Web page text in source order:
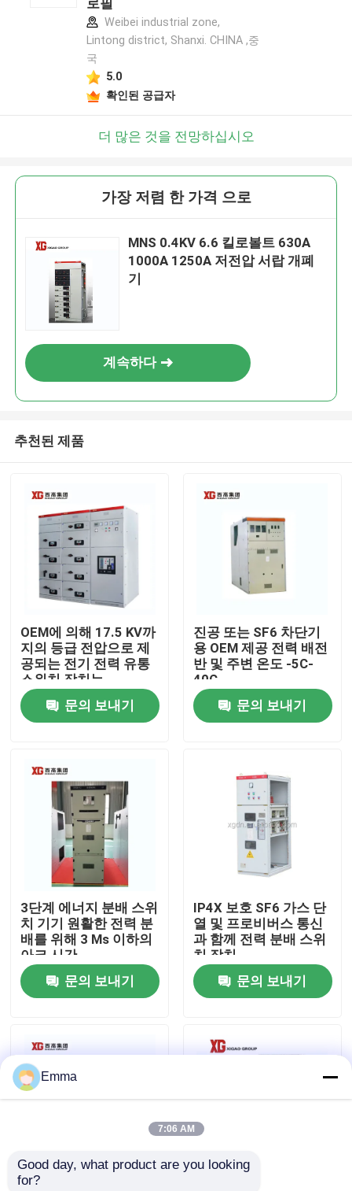
제품
우리에 대하여
공장 여행
품질 관리
연락주세요
공기 짐 틈 스위치
전원 분배 개폐기
로필
Weibei industrial zone,
Lintong district, Shanxi. CHINA ,중
국
5.0
확인된 공급자
더 많은 것을 전망하십시오
가장 저렴 한 가격 으로
MNS 0.4KV 6.6 킬로볼트 630A
1000A 1250A 저전압 서랍 개폐
기
계속하다
추천된 제품
OEM에 의해 17.5 KV까
지의 등급 전압으로 제
공되는 전기 전력 유통
스위치 장치는
문의 보내기
진공 또는 SF6 차단기
용 OEM 제공 전력 배전
반 및 주변 온도 -5C-
40C
문의 보내기
3단계 에너지 분배 스위
치 기기 원활한 전력 분
배를 위해 3 Ms 이하의
아크 시간
문의 보내기
IP4X 보호 SF6 가스 단
열 및 프로비버스 통신
과 함께 전력 분배 스위
치 장치
문의 보내기
690V 등급 단열 전압
Emma
7:06 AM
Good day, what product are you looking
for?